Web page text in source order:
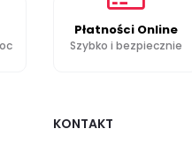
Płatności Online
Szybko i bezpiecznie
KONTAKT